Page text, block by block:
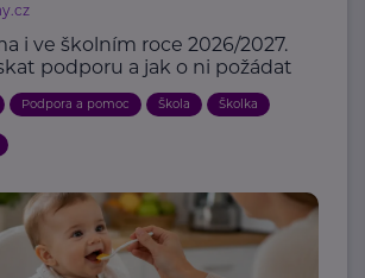
i ve školním roce 2026/2027.
podporu a jak o ni požádat
Podpora a pomoc Škola Školka